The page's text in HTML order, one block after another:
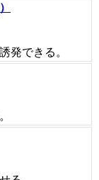
発できる。